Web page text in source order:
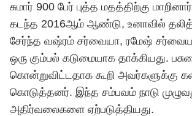
சுமார் 900 பேர் புத்த மதத்திற்கு
கடந்த 2016ஆம் ஆண்டு, உனாவில்
சேர்ந்த வஷ்ரம் சர்வையா, ரமேஷ்
ஒரு கும்பல் கடுமையாக தாக்கியது.
கொன்றுவிட்டதாக கூறி அவர்களுக்கு
கொடுத்தனர். இந்த சம்பவம் நாடு
அதிர்வலைகளை ஏற்படுத்தியது.